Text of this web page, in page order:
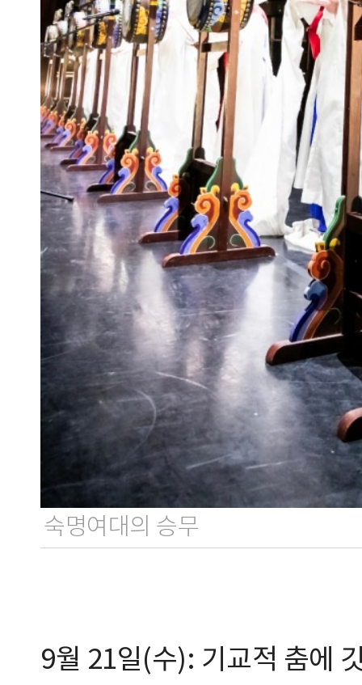
숙명여대의 승무
9월 21일(수): 기교적 춤에